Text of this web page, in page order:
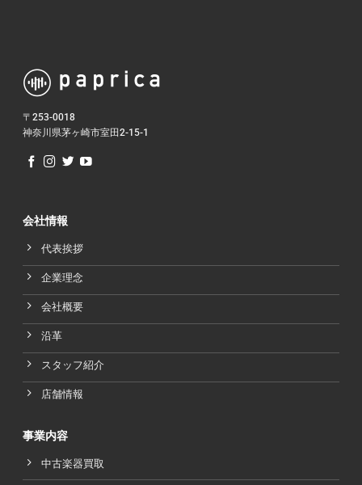
〒253-0018
神奈川県茅ヶ崎市室田2-15-1
会社情報
代表挨拶
企業理念
会社概要
沿革
スタッフ紹介
店舗情報
事業内容
中古楽器買取